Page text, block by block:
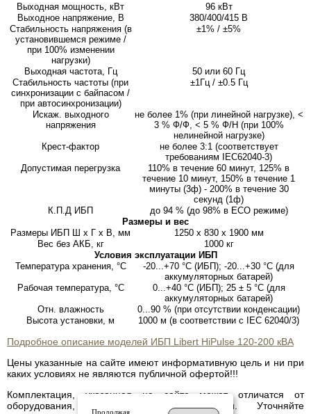
Выходная мощность, кВт
96 кВт
Выходное напряжение, В
380/400/415 В
Стабильность напряжения (в
установившемся режиме /
при 100% изменении
нагрузки)
±1% / ±5%
Выходная частота, Гц
50 или 60 Гц
Стабильность частоты (при
синхронизации с байпасом /
при автосинхронизации)
±1Гц / ±0.5 Гц
Искаж. выходного
напряжения
не более 1% (при линейной нагрузке), <
3 % Ф/Ф, < 5 % Ф/Н (при 100%
нелинейной нагрузке)
Крест-фактор
не более 3:1 (соответствует
требованиям IEC62040-3)
Допустимая перегрузка
110% в течение 60 минут, 125% в
течение 10 минут, 150% в течение 1
минуты (3ф) - 200% в течение 30
секунд (1ф)
К.П.Д ИБП
до 94 % (до 98% в ECO режиме)
Размеры и вес
Размеры ИБП Ш х Г х В, мм
1250 x 830 x 1900 мм
Вес без АКБ, кг
1000 кг
Условия эксплуатации ИБП
Температура хранения, °С
-20...+70 °С (ИБП); -20...+30 °С (для
аккумуляторных батарей)
Рабочая температура, °С
0...+40 °С (ИБП); 25 ± 5 °С (для
аккумуляторных батарей)
Отн. влажность
0...90 % (при отсутствии конденсации)
Высота установки, м
1000 м (в соответствии с IEC 62040/3)
Подробное описание моделей ИБП Libert HiPulse 120-200 кВА
Цены указанные на сайте имеют информативную цель и ни при
каких условиях не являются публичной офертой!!!
Комплектация, указанная на сайте может отличатся от
оборудования, имеющегося в наличии. Уточняйте
Продолжая